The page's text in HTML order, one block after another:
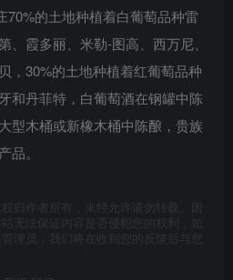
70%的土地种植着白葡萄品种雷
、霞多丽、米勒-图高、西万尼、
，30%的土地种植着红葡萄品种
和丹菲特，白葡萄酒在钢罐中陈
型木桶或新橡木桶中陈酿，贵族
品。
归作者所有，未经允许请勿转载。因
无法保证内容是否侵犯您的权利，如
理员，我们将在收到您的反馈后与您